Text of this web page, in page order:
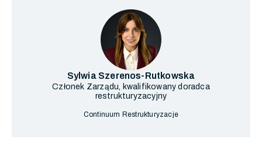
Sylwia Szerenos-Rutkowska
Członek Zarządu, kwalifikowany doradca
restrukturyzacyjny
Continuum Restrukturyzacje